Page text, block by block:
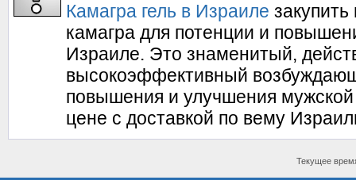
Камагра гель в Израиле
камагра для потенции и
Израиле. Это знаменитый,
высокоэффективный
повышения и улучшения мужской
цене с доставкой по вему
Текущее